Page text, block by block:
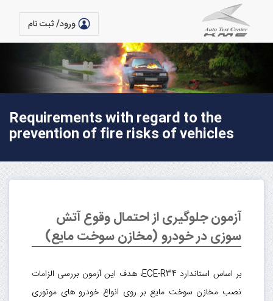
ورود/ ثبت نام
Requirements with regard to the
prevention of fire risks of vehicles
آزمون جلوگیری از احتمال وقوع آتش
سوزی در خودرو (مخازن سوخت مایع)
بر اساس استاندارد ECE-R34، هدف این آزمون بررسی الزامات
نصب مخازن سوخت مایع بر روی انواع خودرو های موتوری